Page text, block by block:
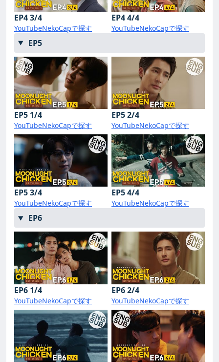
EP4 3/4
YouTubeNekoCapで探す
EP4 4/4
YouTubeNekoCapで探す
EP5
EP5 1/4
YouTubeNekoCapで探す
EP5 2/4
YouTubeNekoCapで探す
EP5 3/4
YouTubeNekoCapで探す
EP5 4/4
YouTubeNekoCapで探す
EP6
EP6 1/4
YouTubeNekoCapで探す
EP6 2/4
YouTubeNekoCapで探す